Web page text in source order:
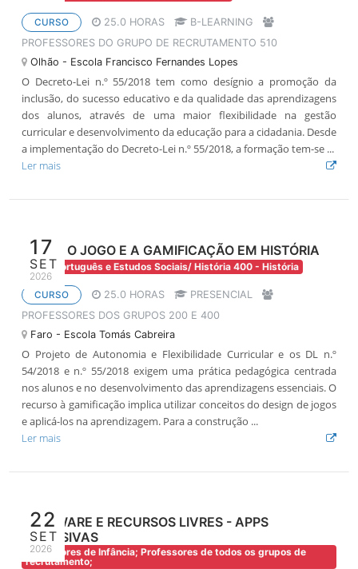
CURSO 25.0 HORAS
B-LEARNING
PROFESSORES DO GRUPO DE RECRUTAMENTO 510
Olhão - Escola Francisco Fernandes Lopes
O Decreto-Lei n.º 55/2018 tem como desígnio a promoção da
inclusão, do sucesso educativo e da qualidade das aprendizagens
dos alunos, através de uma maior flexibilidade na gestão
curricular e desenvolvimento da educação para a cidadania. Desde
a implementação do Decreto-Lei n.º 55/2018, a formação tem-se ...
Ler mais
17
SET
2026
ENTRE O JOGO E A GAMIFICAÇÃO EM HISTÓRIA
200 - Português e Estudos Sociais/ História 400 - História
CURSO 25.0 HORAS
PRESENCIAL
PROFESSORES DOS GRUPOS 200 E 400
Faro - Escola Tomás Cabreira
O Projeto de Autonomia e Flexibilidade Curricular e os DL n.º
54/2018 e n.º 55/2018 exigem uma prática pedagógica centrada
nos alunos e no desenvolvimento das aprendizagens essenciais. O
recurso à gamificação implica utilizar conceitos do design de jogos
e aplicá-los na aprendizagem. Para a construção ...
Ler mais
22
SET
2026
SOFTWARE E RECURSOS LIVRES - APPS
INCLUSIVAS
Educadores de Infância; Professores de todos os grupos de
recrutamento;